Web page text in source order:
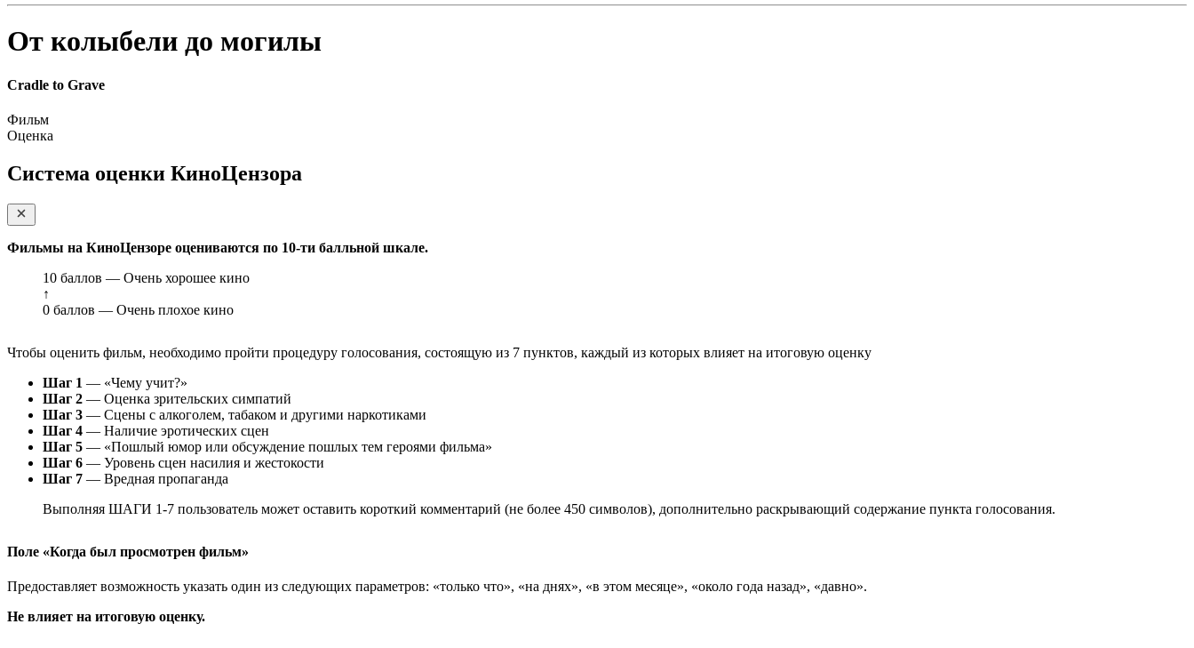
От колыбели до могилы
Cradle to Grave
Фильм
Оценка
Система оценки КиноЦензора
Фильмы на КиноЦензоре оцениваются по 10-ти балльной шкале.
10 баллов — Очень хорошее кино
↑
0 баллов — Очень плохое кино
Чтобы оценить фильм, необходимо пройти процедуру голосования, состоящую из 7 пунктов, каждый из которых влияет на итоговую оценку
Шаг 1 — «Чему учит?»
Шаг 2 — Оценка зрительских симпатий
Шаг 3 — Сцены с алкоголем, табаком и другими наркотиками
Шаг 4 — Наличие эротических сцен
Шаг 5 — «Пошлый юмор или обсуждение пошлых тем героями фильма»
Шаг 6 — Уровень сцен насилия и жестокости
Шаг 7 — Вредная пропаганда
Выполняя ШАГИ 1-7 пользователь может оставить короткий комментарий (не более 450 символов), дополнительно раскрывающий содержание пункта голосования.
Поле «Когда был просмотрен фильм»
Предоставляет возможность указать один из следующих параметров: «только что», «на днях», «в этом месяце», «около года назад», «давно».
Не влияет на итоговую оценку.